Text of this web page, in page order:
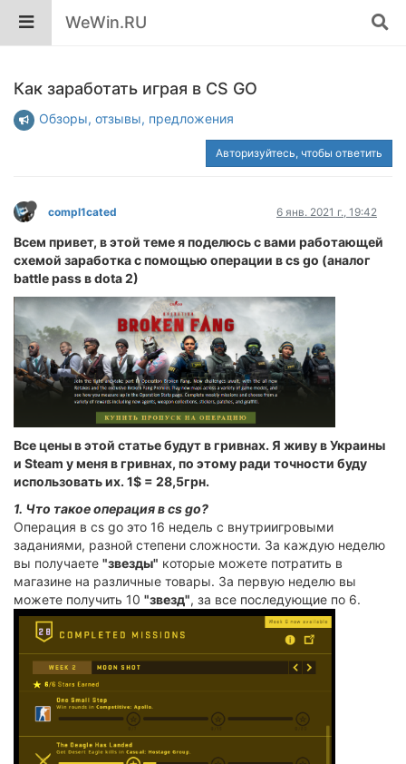
WeWin.RU
Как заработать играя в CS GO
Обзоры, отзывы, предложения
Авторизуйтесь, чтобы ответить
compl1cated 6 янв. 2021 г., 19:42
Всем привет, в этой теме я поделюсь с вами работающей
схемой заработка с помощью операции в cs go (аналог
battle pass в dota 2)
Все цены в этой статье будут в гривнах. Я живу в Украины
и Steam у меня в гривнах, по этому ради точности буду
использовать их. 1$ = 28,5грн.
1. Что такое операция в cs go?
Операция в cs go это 16 недель с внутриигровыми
заданиями, разной степени сложности. За каждую неделю
вы получаете "звезды" которые можете потратить в
магазине на различные товары. За первую неделю вы
можете получить 10 "звезд", за все последующие по 6.